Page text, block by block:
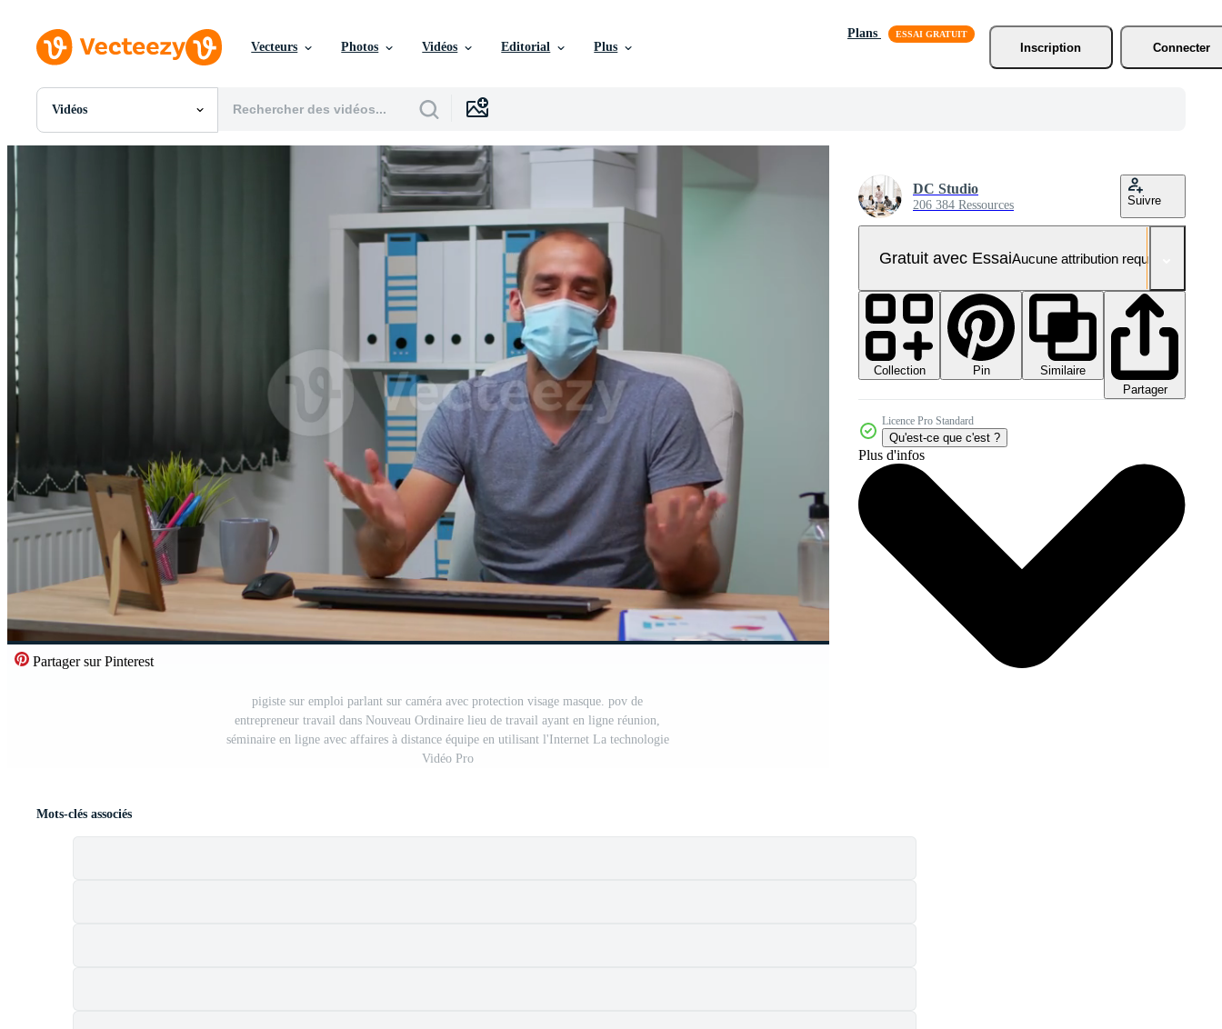
Vecteurs Photos Vidéos Editorial Plus
Plans
Inscription
Connecter
Vidéos
Toutes Images
Partager sur Pinterest
pigiste sur emploi parlant sur caméra avec protection visage masque. pov de
entrepreneur travail dans Nouveau Ordinaire lieu de travail ayant en ligne réunion,
séminaire en ligne avec affaires à distance équipe en utilisant l'Internet La technologie
Vidéo Pro
DC Studio
206 384 Ressources Suivre
Gratuit avec EssaiAucune attribution requise
Collection Pin
Similaire
Partager
Licence Pro Standard
Qu'est-ce que c'est ?
Plus d'infos
Mots-clés associés